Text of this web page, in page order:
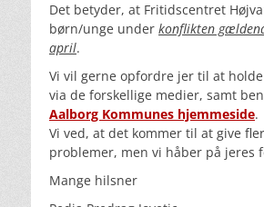
Det betyder, at Fritidscentret
børn/unge under konflikten
april.
Vi vil gerne opfordre jer til at
via de forskellige medier, samt
Aalborg Kommunes hjemmeside.
Vi ved, at det kommer til at give
problemer, men vi håber på jeres
Mange hilsner